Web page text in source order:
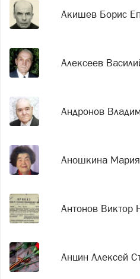
Акишев Борис
Алексеев
Андронов
Аношкина
Антонов Виктор
Анцин Алексей